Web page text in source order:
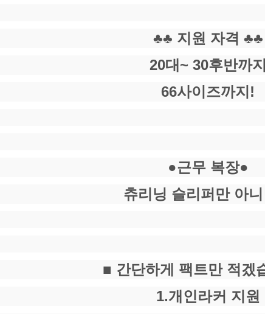
♣♣ 지원 자격 ♣♣
20대~ 30후반까
66사이즈까지!
●근무 복장●
츄리닝 슬리퍼만 아
■ 간단하게 팩트만 적겠
1.개인라커 지원